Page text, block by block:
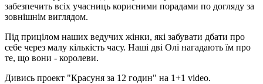
забезпечить всіх учасниць корисними порадами по догляду за
зовнішнім виглядом.
Під прицілом наших ведучих жінки, які забувати дбати про
себе через малу кількість часу. Наші дві Олі нагадають їм про
те, що вони - королеви.
Дивись проект "Красуня за 12 годин" на 1+1 video.